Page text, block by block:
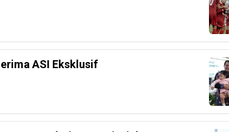
ASI Eksklusif